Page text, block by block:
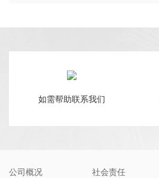
如需帮助联系我们
公司概况 社会责任